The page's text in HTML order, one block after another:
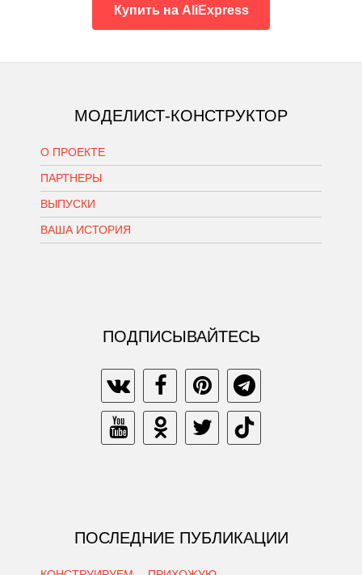
Купить на AliExpress
МОДЕЛИСТ-КОНСТРУКТОР
О ПРОЕКТЕ
ПАРТНЕРЫ
ВЫПУСКИ
ВАША ИСТОРИЯ
ПОДПИСЫВАЙТЕСЬ
ПОСЛЕДНИЕ ПУБЛИКАЦИИ